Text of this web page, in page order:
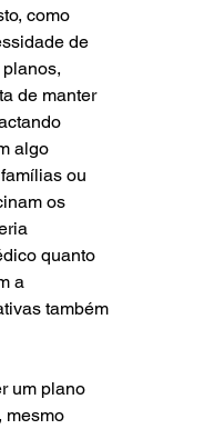
como
de
de manter
algo
ou
os
quanto
a
também
um plano
mesmo